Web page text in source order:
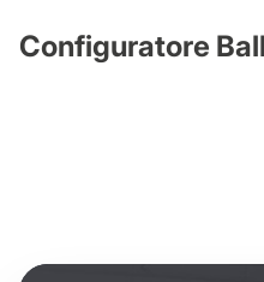
Configuratore